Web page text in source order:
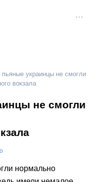
украинцы не смогли
вокзала
не смогли
нормально